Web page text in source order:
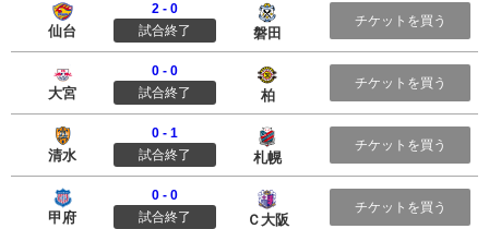
ベガルタ仙台
仙台
2 - 0
試合終了
磐田
チケットを買う
大宮アルディージャ
大宮
0 - 0
試合終了
柏
チケットを買う
清水エスパルス
清水
0 - 1
試合終了
札幌
北海道コンサドーレ札幌
チケットを買う
ヴァンフォーレ甲府
甲府
0 - 0
試合終了
Ｃ大阪
チケットを買う